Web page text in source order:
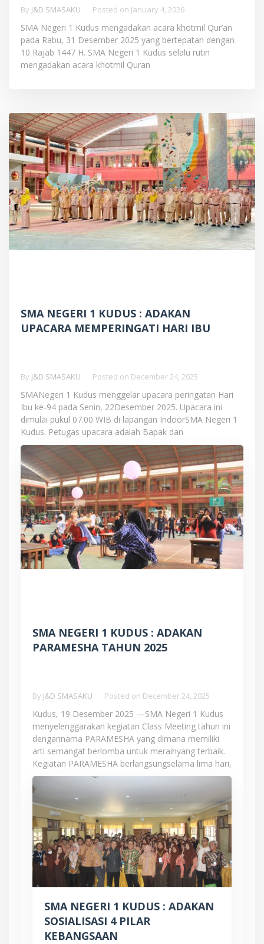
By J&D SMASAKU Posted on January 4, 2026
SMA Negeri 1 Kudus mengadakan acara khotmil Qur’an
pada Rabu, 31 Desember 2025 yang bertepatan dengan
10 Rajab 1447 H. SMA Negeri 1 Kudus selalu rutin
mengadakan acara khotmil Quran
SMA NEGERI 1 KUDUS : ADAKAN
UPACARA MEMPERINGATI HARI IBU
By J&D SMASAKU Posted on December 24, 2025
SMANegeri 1 Kudus menggelar upacara peringatan Hari
Ibu ke-94 pada Senin, 22Desember 2025. Upacara ini
dimulai pukul 07.00 WIB di lapangan IndoorSMA Negeri 1
Kudus. Petugas upacara adalah Bapak dan
SMA NEGERI 1 KUDUS : ADAKAN
PARAMESHA TAHUN 2025
By J&D SMASAKU Posted on December 24, 2025
Kudus, 19 Desember 2025 —SMA Negeri 1 Kudus
menyelenggarakan kegiatan Class Meeting tahun ini
dengannama PARAMESHA yang dimana memiliki
arti semangat berlomba untuk meraihyang terbaik.
Kegiatan PARAMESHA berlangsungselama lima hari,
SMA NEGERI 1 KUDUS : ADAKAN
SOSIALISASI 4 PILAR
KEBANGSAAN